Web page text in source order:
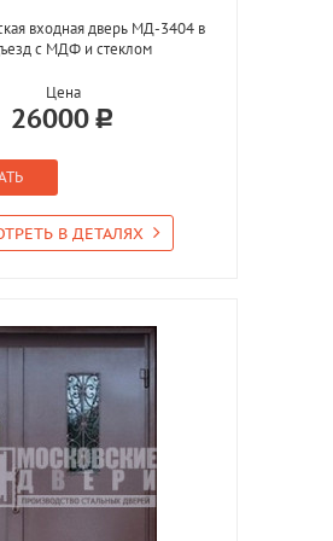
входная дверь МД-3404 в
с МДФ и стеклом
Цена
26000
В ДЕТАЛЯХ